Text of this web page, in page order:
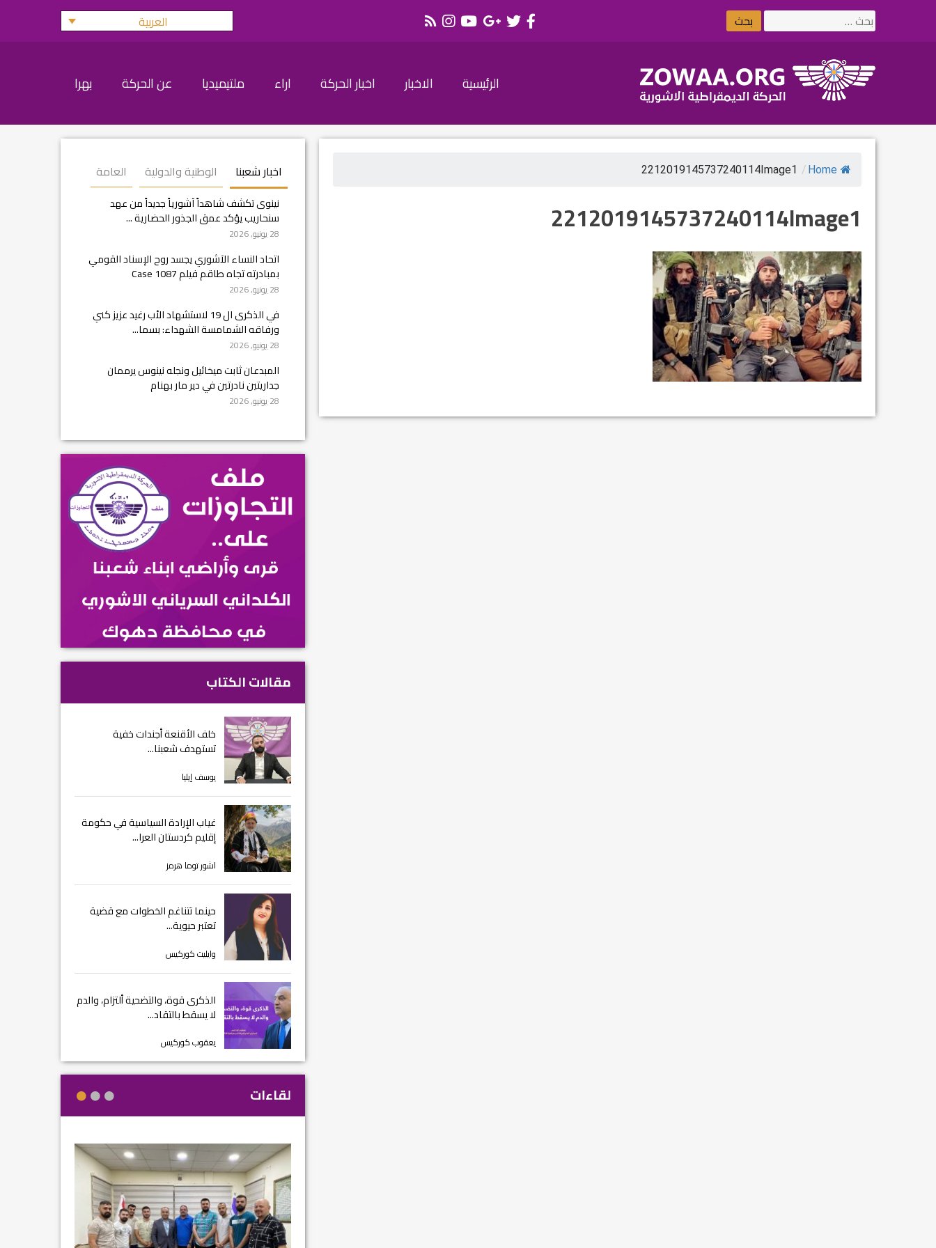
البحث
عن:
العربية
الرئيسية الاخبار اخبار الحركة اراء ملتيميديا عن الحركة بهرا
Home
/
2212019145737240114Image1
2212019145737240114Image1
اخبار شعبنا الوطنية والدولية العامة
نينوى تكشف شاهداً آشورياً جديداً من عهد
سنحاريب يؤكد عمق الجذور الحضارية ...
28 يونيو, 2026
اتحاد النساء الآشوري يجسد روح الإسناد القومي
بمبادرته تجاه طاقم فيلم Case 1087
28 يونيو, 2026
في الذكرى ال 19 لاستشهاد الأب رغيد عزيز كني
ورفاقه الشمامسة الشهداء: بسما...
28 يونيو, 2026
المبدعان ثابت ميخائيل ونجله نينوس يرممان
جداريتين نادرتين في دير مار بهنام
28 يونيو, 2026
مقالات الكتاب
خلف الأقنعة أجندات خفية
تستهدف شعبنا...
يوسف إيليا
غياب الإرادة السياسية في حكومة
إقليم كردستان العرا...
اشور توما هرمز
حينما تتناغم الخطوات مع قضية
تعتبر حيوية...
وايليت كوركيس
الذكرى قوة، والتضحية ألتزام، والدم
لا يسقط بالتقاد...
يعقوب كوركيس
لقاءات